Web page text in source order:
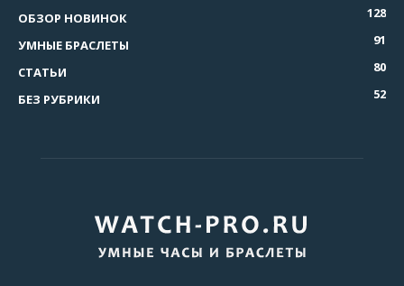
ОБЗОР НОВИНОК
128
УМНЫЕ БРАСЛЕТЫ
91
СТАТЬИ
80
БЕЗ РУБРИКИ
52